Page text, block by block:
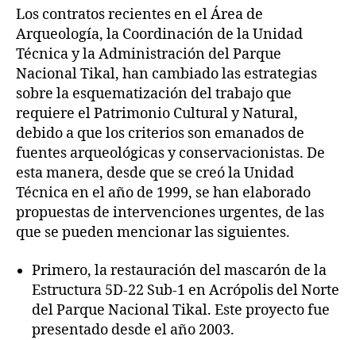
Los contratos recientes en el Área de
Arqueología, la Coordinación de la Unidad
Técnica y la Administración del Parque
Nacional Tikal, han cambiado las estrategias
sobre la esquematización del trabajo que
requiere el Patrimonio Cultural y Natural,
debido a que los criterios son emanados de
fuentes arqueológicas y conservacionistas. De
esta manera, desde que se creó la Unidad
Técnica en el año de 1999, se han elaborado
propuestas de intervenciones urgentes, de las
que se pueden mencionar las siguientes.
Primero, la restauración del mascarón de la
Estructura 5D-22 Sub-1 en Acrópolis del Norte
del Parque Nacional Tikal. Este proyecto fue
presentado desde el año 2003.